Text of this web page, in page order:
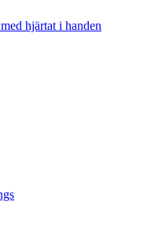
hjärtat i handen